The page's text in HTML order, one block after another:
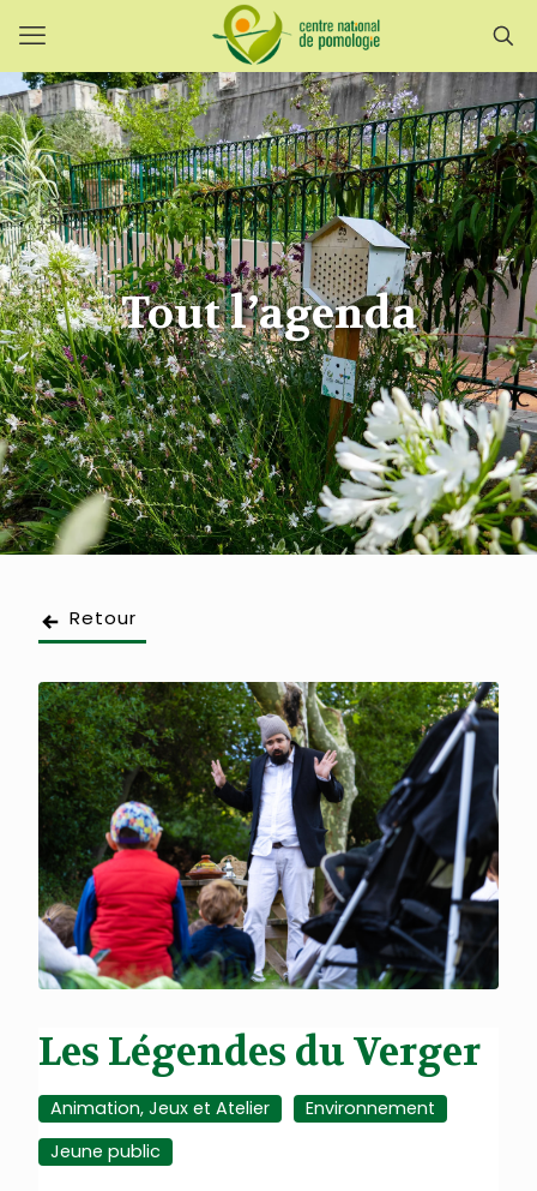
Tout l’agenda
Retour
Les Légendes du Verger
Animation, Jeux et Atelier
Environnement
Jeune public